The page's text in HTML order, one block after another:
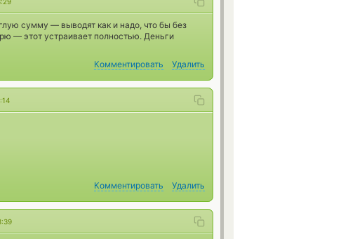
сумму — выводят как и надо, что бы без
— этот устраивает полностью. Деньги
Комментировать Удалить
Комментировать Удалить